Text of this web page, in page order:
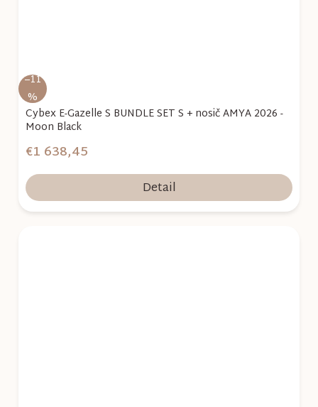
–11
%
Cybex E-Gazelle S BUNDLE SET S + nosič AMYA 2026 -
Moon Black
€1 638,45
Detail